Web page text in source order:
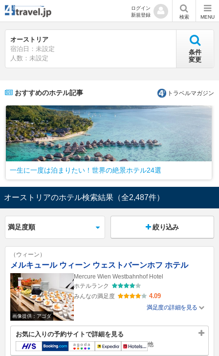
ログイン
新規登録
検索 MENU
オーストリア
宿泊日：未設定
人数：未設定
条件
変更
おすすめのホテル記事 トラベルマガジン
一生に一度は泊まりたい！世界の絶景ホテル24選
オーストリアのホテル検索結果 （全2,487件）
絞り込み
（ウィーン）
メルキュール ウィーン ウェストバーンホフ ホテル
画像提供：アゴダ
Mercure Wien Westbahnhof Hotel
ホテルランク
みんなの満足度
4.09
満足度の詳細を見る
お気に入りの予約サイトで詳細を見る
他